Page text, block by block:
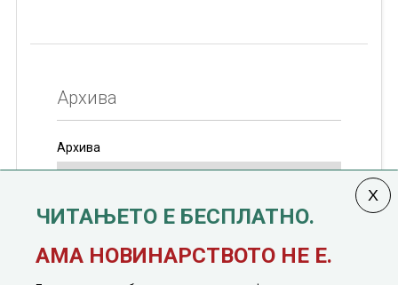
Архива
Архива
јануари, 1991 година
ЧИТАЊЕТО Е БЕСПЛАТНО.
АМА НОВИНАРСТВОТО НЕ Е.